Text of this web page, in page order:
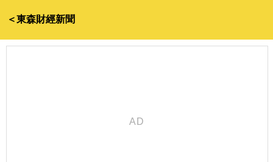
＜東森財經新聞